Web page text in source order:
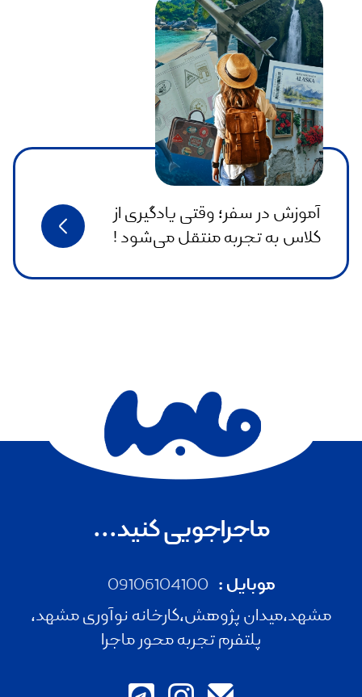
آموزش در سفر؛ وقتی یادگیری از
کلاس به تجربه منتقل می‌شود !
ماجراجویی کنید...
موبایل : 09106104100
مشهد،میدان پژوهش،کارخانه نوآوری مشهد،
پلتفرم تجربه محور ماجرا